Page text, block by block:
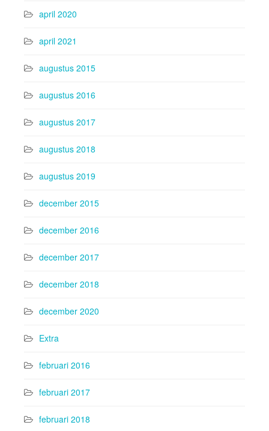
april 2020
april 2021
augustus 2015
augustus 2016
augustus 2017
augustus 2018
augustus 2019
december 2015
december 2016
december 2017
december 2018
december 2020
Extra
februari 2016
februari 2017
februari 2018